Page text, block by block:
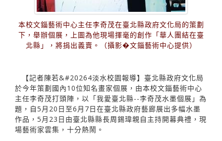
本校文錙藝術中心主任李奇茂在臺北縣政府文化局的策劃
下，舉辦個展，上圖為他現場揮毫的創作「華人團結在臺
北縣」，將捐出義賣。（攝影�文錙藝術中心提供）
【記者陳若&#20264淡水校園報導】臺北縣政府文化局
於今年策劃國內10位知名畫家個展，由本校文錙藝術中心
主任李奇茂打頭陣，以「我愛臺北縣--李奇茂水墨個展」為
題，自5月20日至6月7日在臺北縣政府藝廊展出多幅水墨
作品，5月23日由臺北縣縣長周錫瑋親自主持開幕典禮，現
場藝術家雲集，十分熱鬧。